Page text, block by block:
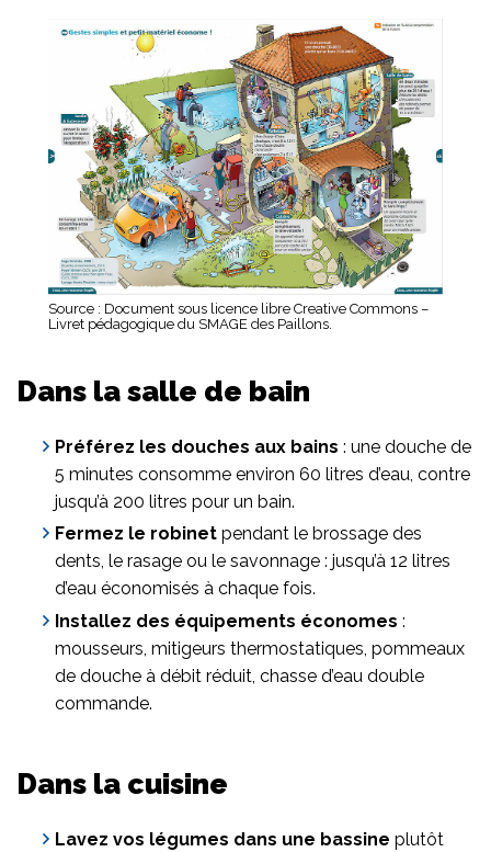
Source : Document sous licence libre Creative Commons –
Livret pédagogique du SMAGE des Paillons.
Dans la salle de bain
Préférez les douches aux bains : une douche de
5 minutes consomme environ 60 litres d’eau, contre
jusqu’à 200 litres pour un bain.
Fermez le robinet pendant le brossage des
dents, le rasage ou le savonnage : jusqu’à 12 litres
d’eau économisés à chaque fois.
Installez des équipements économes :
mousseurs, mitigeurs thermostatiques, pommeaux
de douche à débit réduit, chasse d’eau double
commande.
Dans la cuisine
Lavez vos légumes dans une bassine plutôt